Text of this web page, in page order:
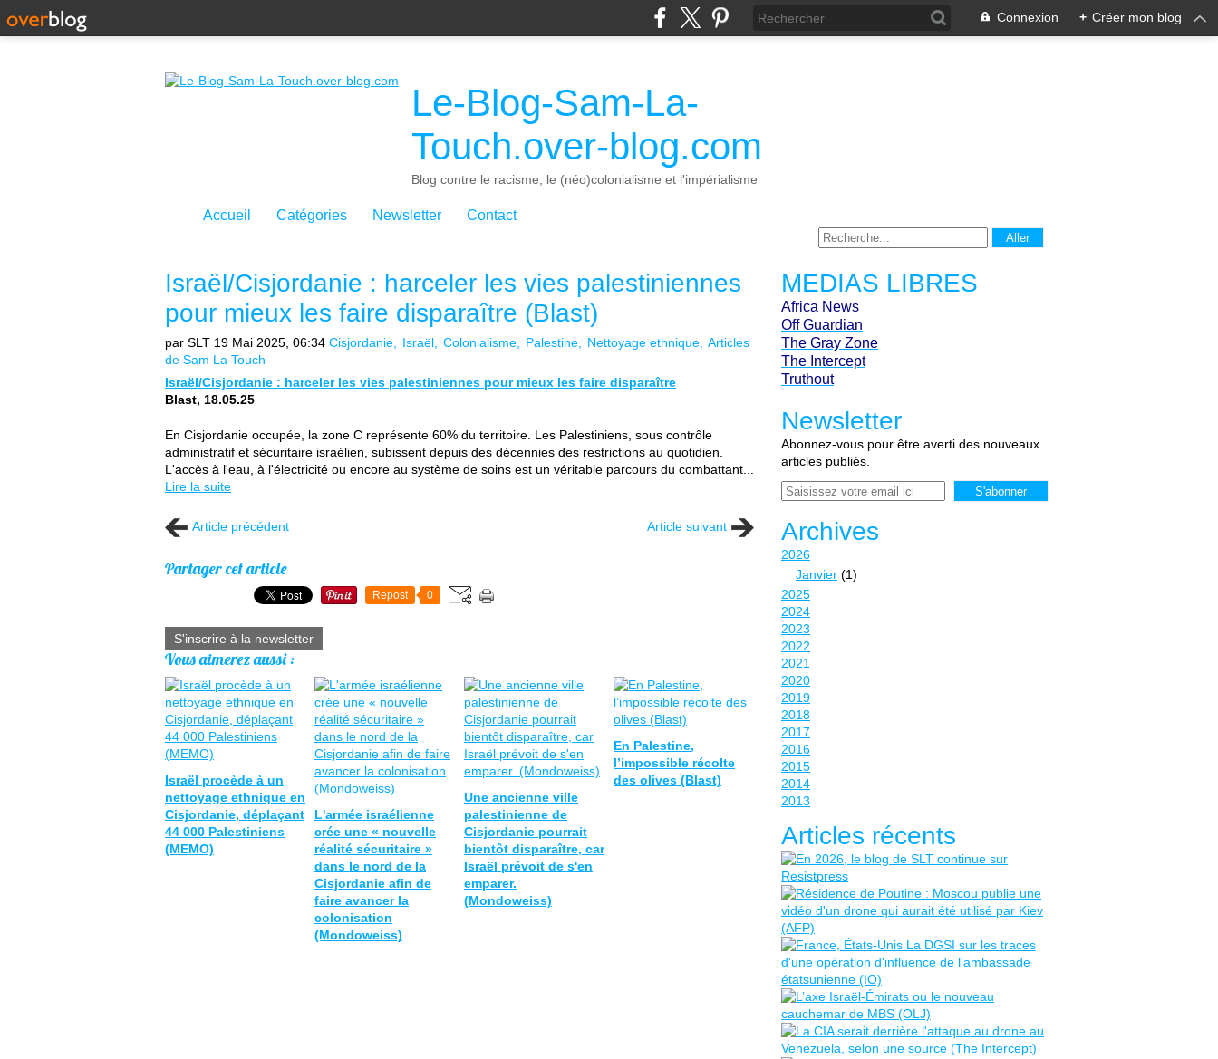
Connexion + Créer mon blog
Le-Blog-Sam-La-
Touch.over-blog.com
Blog contre le racisme, le (néo)colonialisme et l'impérialisme
Accueil Catégories Newsletter Contact
Israël/Cisjordanie : harceler les vies palestiniennes
pour mieux les faire disparaître (Blast)
par SLT 19 Mai 2025, 06:34 Cisjordanie Israël Colonialisme Palestine Nettoyage ethnique Articles
de Sam La Touch
Israël/Cisjordanie : harceler les vies palestiniennes pour mieux les faire disparaître
Blast, 18.05.25
En Cisjordanie occupée, la zone C représente 60% du territoire. Les Palestiniens, sous contrôle
administratif et sécuritaire israélien, subissent depuis des décennies des restrictions au quotidien.
L'accès à l'eau, à l'électricité ou encore au système de soins est un véritable parcours du combattant...
Lire la suite
Article précédent Article suivant
Partager cet article
Repost 0
S'inscrire à la newsletter
Vous aimerez aussi :
Israël procède à un
nettoyage ethnique en
Cisjordanie, déplaçant
44 000 Palestiniens
(MEMO)
L'armée israélienne
crée une « nouvelle
réalité sécuritaire »
dans le nord de la
Cisjordanie afin de
faire avancer la
colonisation
(Mondoweiss)
Une ancienne ville
palestinienne de
Cisjordanie pourrait
bientôt disparaître, car
Israël prévoit de s'en
emparer.
(Mondoweiss)
En Palestine,
l’impossible récolte
des olives (Blast)
MEDIAS LIBRES
Africa News
Off Guardian
The Gray Zone
The Intercept
Truthout
Newsletter
Abonnez-vous pour être averti des nouveaux
articles publiés.
Email
Archives
2026
Janvier (1)
2025
2024
2023
2022
2021
2020
2019
2018
2017
2016
2015
2014
2013
Articles récents